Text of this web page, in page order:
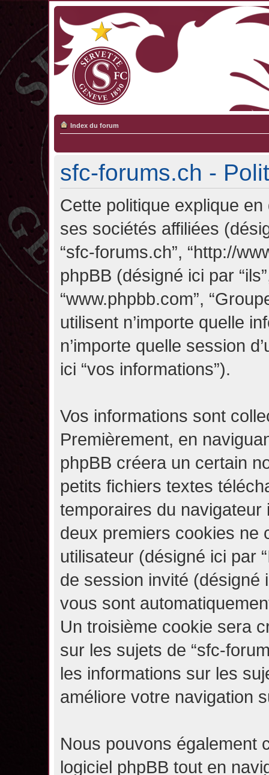
Index du forum
sfc-forums.ch -
Cette politique explique
ses sociétés affiliées
“sfc-forums.ch”, “http://
phpBB (désigné ici par
“www.phpbb.com”,
utilisent n’importe quelle
n’importe quelle session
ici “vos informations”).
Vos informations sont
Premièrement, en
phpBB créera un certain
petits fichiers textes
temporaires du
deux premiers cookies ne
utilisateur (désigné ici par
de session invité (désigné
vous sont
Un troisième cookie sera
sur les sujets de “sfc-
les informations sur les
améliore votre navigation
Nous pouvons également
logiciel phpBB tout en